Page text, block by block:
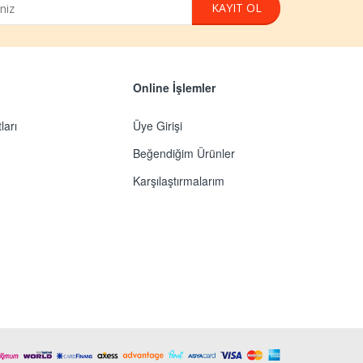
arka fren balatası EBC
honda spacy alpha
silindir spacy alfa
silindir piston segman
Online İşlemler
Üye Girişi
Beğendiğim Ürünler
Karşılaştırmalarım